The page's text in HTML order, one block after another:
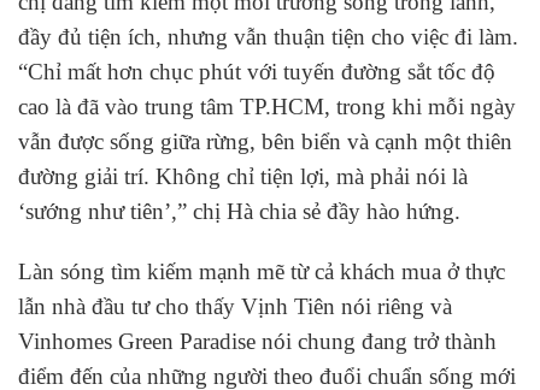
đầy đủ tiện ích, nhưng vẫn thuận tiện cho việc đi làm.
“Chỉ mất hơn chục phút với tuyến đường sắt tốc độ
cao là đã vào trung tâm TP.HCM, trong khi mỗi ngày
vẫn được sống giữa rừng, bên biển và cạnh một thiên
đường giải trí. Không chỉ tiện lợi, mà phải nói là
‘sướng như tiên’,” chị Hà chia sẻ đầy hào hứng.
Làn sóng tìm kiếm mạnh mẽ từ cả khách mua ở thực
lẫn nhà đầu tư cho thấy Vịnh Tiên nói riêng và
Vinhomes Green Paradise nói chung đang trở thành
điểm đến của những người theo đuổi chuẩn sống mới